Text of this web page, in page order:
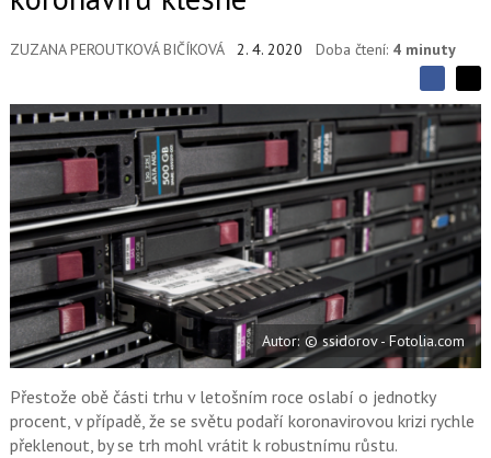
ZUZANA PEROUTKOVÁ BIČÍKOVÁ 2. 4. 2020 Doba čtení: 4 minuty
S
d
í
l
e
t
S
d
í
l
e
t
e
n
a
F
c
e
o
o
k
í
l
e
j
t
n
a
s
í
t
i
X
Autor: © ssidorov - Fotolia.com
Přestože obě části trhu v letošním roce oslabí o jednotky
procent, v případě, že se světu podaří koronavirovou krizi rychle
překlenout, by se trh mohl vrátit k robustnímu růstu.